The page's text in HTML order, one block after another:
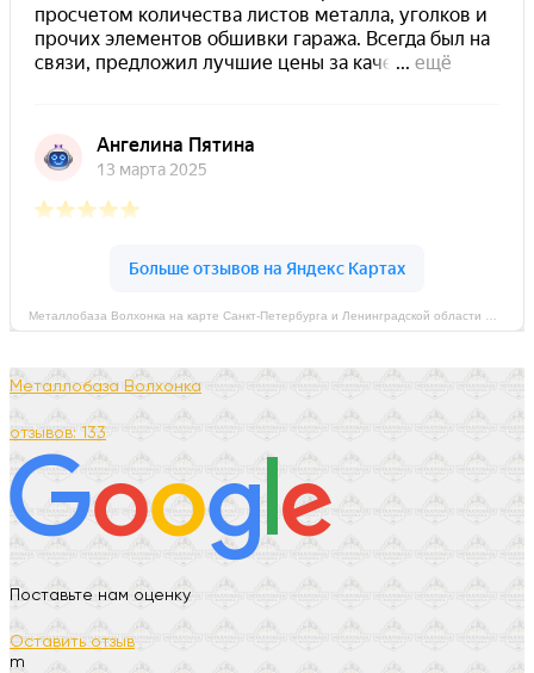
Металлобаза Волхонка
отзывов: 133
Поставьте нам оценку
Оставить отзыв
m